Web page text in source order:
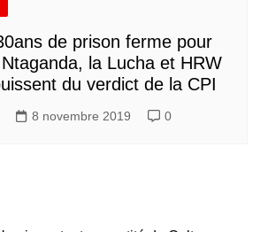
de prison ferme pour
la Lucha et HRW
du verdict de la CPI
8 novembre 2019 0